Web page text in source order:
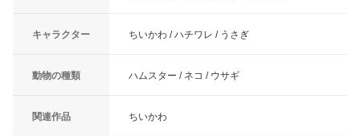
キャラクター ちいかわ / ハチワレ / うさぎ
動物の種類 ハムスター / ネコ / ウサギ
関連作品 ちいかわ